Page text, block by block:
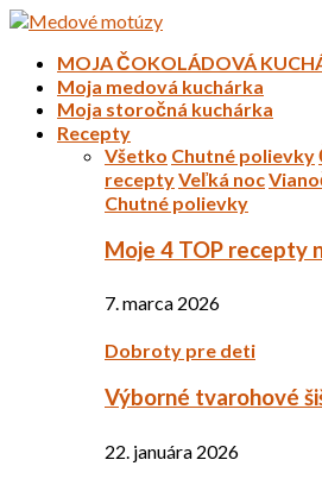
MOJA ČOKOLÁDOVÁ
Moja medová kuchárka
Moja storočná kuchárka
Recepty
Všetko Chutné polievky
receptyVeľká noc
Chutné polievky
Moje 4 TOP recepty
7. marca 2026
Dobroty pre deti
Výborné tvarohové
22. januára 2026